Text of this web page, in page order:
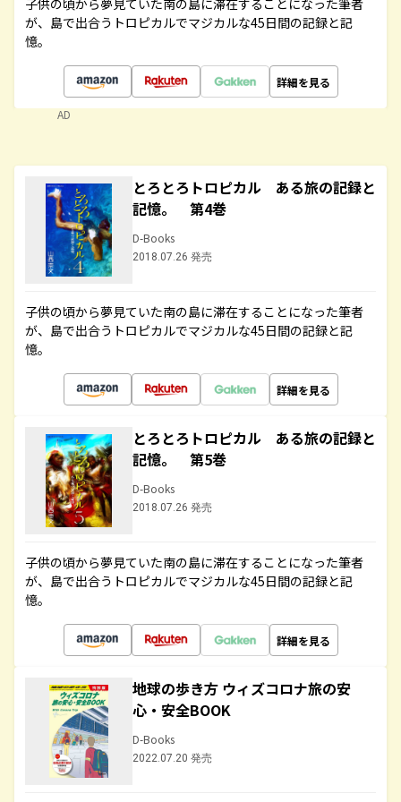
子供の頃から夢見ていた南の島に滞在することになった筆者
が、島で出合うトロピカルでマジカルな45日間の記録と記
憶。
詳細を見る
AD
とろとろトロピカル ある旅の記録と
記憶。 第4巻
D-Books
2018.07.26 発売
子供の頃から夢見ていた南の島に滞在することになった筆者
が、島で出合うトロピカルでマジカルな45日間の記録と記
憶。
詳細を見る
とろとろトロピカル ある旅の記録と
記憶。 第5巻
D-Books
2018.07.26 発売
子供の頃から夢見ていた南の島に滞在することになった筆者
が、島で出合うトロピカルでマジカルな45日間の記録と記
憶。
詳細を見る
地球の歩き方 ウィズコロナ旅の安
心・安全BOOK
D-Books
2022.07.20 発売